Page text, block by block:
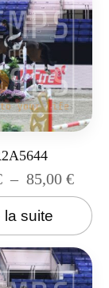
– 85,00€
la suite